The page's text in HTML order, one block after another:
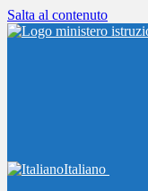
Salta al contenuto
Italiano